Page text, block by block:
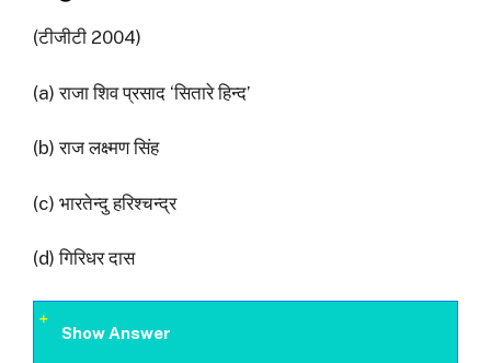
(टीजीटी 2004)
(a) राजा शिव प्रसाद ‘सितारे हिन्द’
(b) राज लक्ष्मण सिंह
(c) भारतेन्दु हरिश्चन्द्र
(d) गिरिधर दास
Show Answer